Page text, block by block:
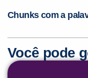
Chunks com a
Você pode